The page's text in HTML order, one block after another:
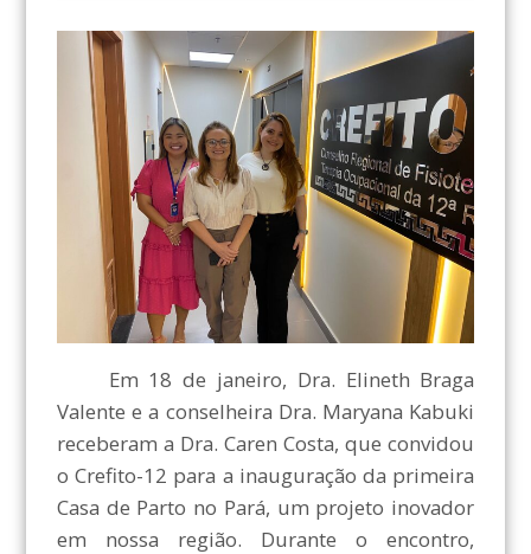
Em 18 de janeiro, Dra. Elineth Braga
Valente e a conselheira Dra. Maryana Kabuki
receberam a Dra. Caren Costa, que convidou
o Crefito-12 para a inauguração da primeira
Casa de Parto no Pará, um projeto inovador
em nossa região. Durante o encontro,